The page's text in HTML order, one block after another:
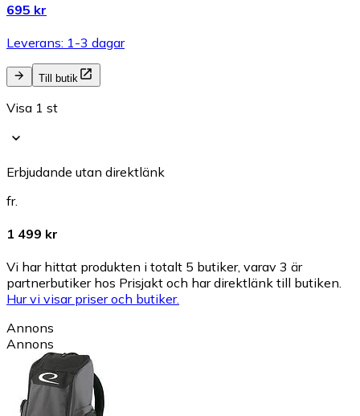
695 kr
Leverans: 1-3 dagar
Till butik
Visa 1 st
Erbjudande utan direktlänk
fr.
1 499 kr
Vi har hittat produkten i totalt 5 butiker, varav 3 är
partnerbutiker hos Prisjakt och har direktlänk till butiken.
Hur vi visar priser och butiker.
Annons
Annons